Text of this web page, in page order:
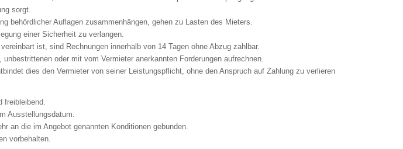
sorgt.
behördlicher Auflagen zusammenhängen, gehen zu Lasten des Mieters.
einer Sicherheit zu verlangen.
ist, sind Rechnungen innerhalb von 14 Tagen ohne Abzug zahlbar.
oder mit vom Vermieter anerkannten Forderungen aufrechnen.
dies den Vermieter von seiner Leistungspflicht, ohne den Anspruch auf Zahlung zu verlieren
freibleibend.
Ausstellungsdatum.
an die im Angebot genannten Konditionen gebunden.
vorbehalten.